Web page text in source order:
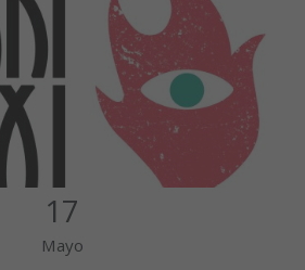
17
Mayo